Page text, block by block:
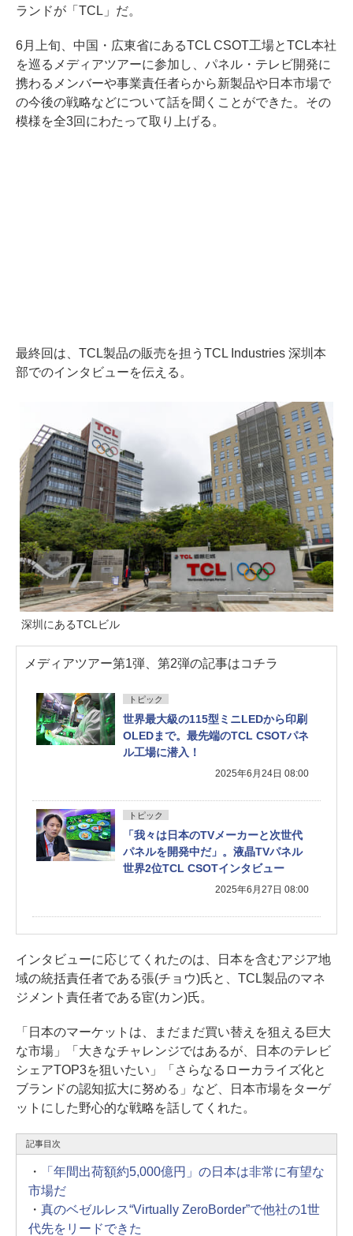
ランドが「TCL」だ。
6月上旬、中国・広東省にあるTCL CSOT工場とTCL本社
を巡るメディアツアーに参加し、パネル・テレビ開発に
携わるメンバーや事業責任者らから新製品や日本市場で
の今後の戦略などについて話を聞くことができた。その
模様を全3回にわたって取り上げる。
最終回は、TCL製品の販売を担うTCL Industries 深圳本
部でのインタビューを伝える。
深圳にあるTCLビル
メディアツアー第1弾、第2弾の記事はコチラ
トピック
世界最大級の115型ミニLEDから印刷
OLEDまで。最先端のTCL CSOTパネ
ル工場に潜入！
2025年6月24日 08:00
トピック
「我々は日本のTVメーカーと次世代
パネルを開発中だ」。液晶TVパネル
世界2位TCL CSOTインタビュー
2025年6月27日 08:00
インタビューに応じてくれたのは、日本を含むアジア地
域の統括責任者である張(チョウ)氏と、TCL製品のマネ
ジメント責任者である宦(カン)氏。
「日本のマーケットは、まだまだ買い替えを狙える巨大
な市場」「大きなチャレンジではあるが、日本のテレビ
シェアTOP3を狙いたい」「さらなるローカライズ化と
ブランドの認知拡大に努める」など、日本市場をターゲ
ットにした野心的な戦略を話してくれた。
記事目次
・
「年間出荷額約5,000億円」の日本は非常に有望な
市場だ
・ 真のベゼルレス“Virtually ZeroBorder”で他社の1世
代先をリードできた